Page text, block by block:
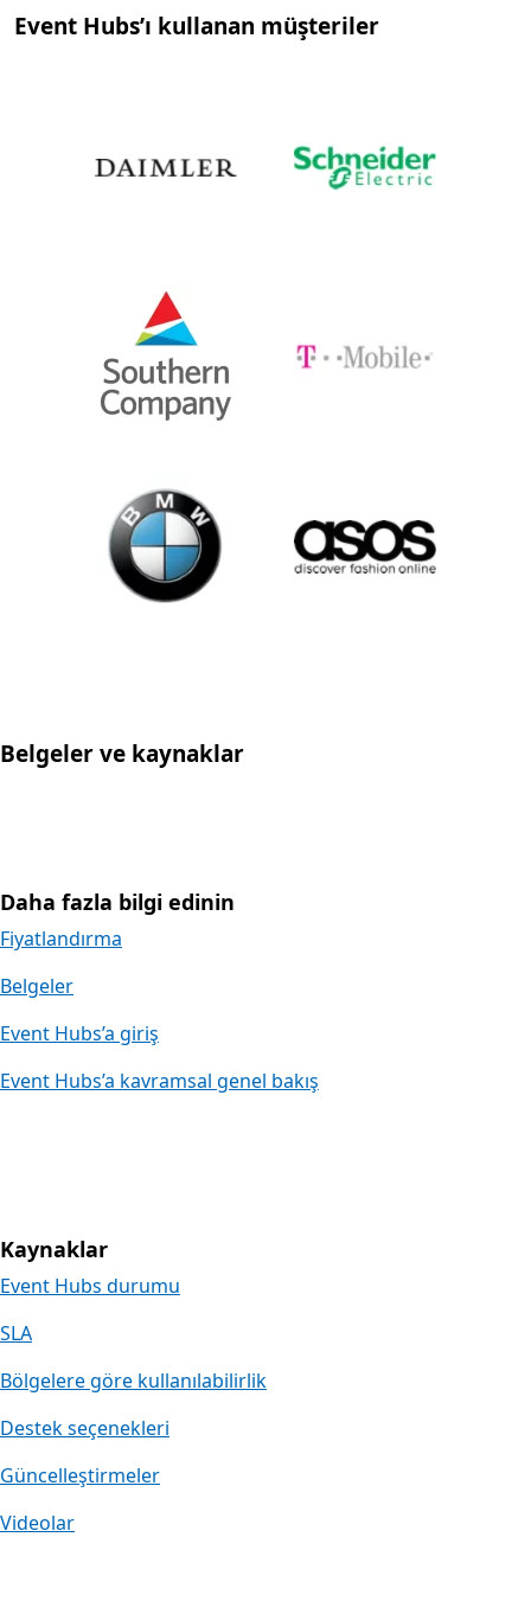
Event Hubs’ı kullanan müşteriler
Belgeler ve kaynaklar
Daha fazla bilgi edinin
Fiyatlandırma
Belgeler
Event Hubs’a giriş
Event Hubs’a kavramsal genel bakış
Kaynaklar
Event Hubs durumu
SLA
Bölgelere göre kullanılabilirlik
Destek seçenekleri
Güncelleştirmeler
Videolar